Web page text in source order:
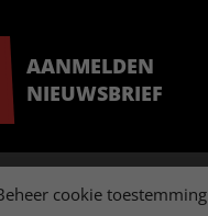
cookie toestemming
AANMELDEN
NIEUWSBRIEF